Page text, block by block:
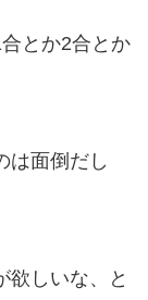
とか2合とか
は面倒だし
欲しいな、と